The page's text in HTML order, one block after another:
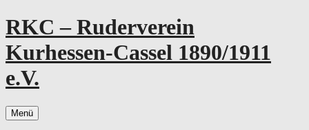
Zum
Inhalt
springen
RKC – Ruderverein
Kurhessen-Cassel 1890/1911
e.V.
Menü